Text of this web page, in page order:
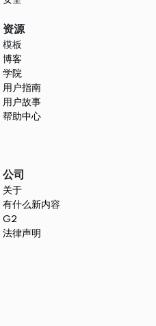
资源
模板
博客
学院
用户指南
用户故事
帮助中心
公司
关于
有什么新内容
G2
法律声明